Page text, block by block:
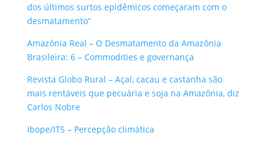
dos últimos surtos epidêmicos começaram com o
desmatamento”
Amazônia Real – O Desmatamento da Amazônia
Brasileira: 6 – Commodities e governança
Revista Globo Rural – Açaí, cacau e castanha são
mais rentáveis que pecuária e soja na Amazônia, diz
Carlos Nobre
Ibope/ITS – Percepção climática